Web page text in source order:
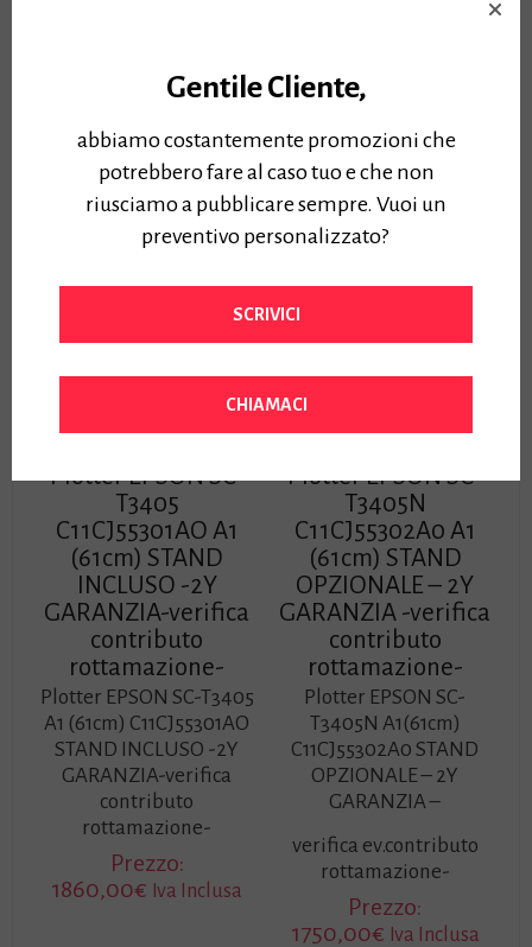
noi contributo
rottamazione –
Prezzo:
Iva Inclusa
GARANZIA –
Prezzo:
1000,00
Plotter EPSON SC-
T3405
C11CJ55301AO A1
(61cm) STAND
INCLUSO -2Y
GARANZIA-verifica
contributo
rottamazione-
Plotter EPSON SC-T3405
A1 (61cm) C11CJ55301AO
STAND INCLUSO -2Y
GARANZIA-verifica
contributo
rottamazione-
Prezzo:
1860,00€ Iva Inclusa
Plotter EPSON SC-
T3405N
C11CJ55302A0 A1
(61cm) STAND
OPZIONALE – 2Y
GARANZIA -verifica
contributo
rottamazione-
Plotter EPSON SC-
T3405N A1(61cm)
C11CJ55302A0 STAND
OPZIONALE – 2Y
GARANZIA –
verifica ev.contributo
rottamazione-
Prezzo:
1750,00€ Iva Inclusa
Gentile Cliente,
abbiamo costantemente promozioni che
potrebbero fare al caso tuo e che non
riusciamo a pubblicare sempre. Vuoi un
preventivo personalizzato?
SCRIVICI
CHIAMACI